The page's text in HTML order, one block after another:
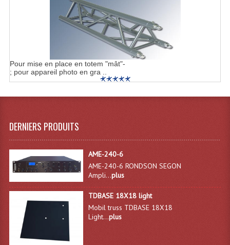
Machine À Etincelles Froides
Machines & Canon À Confettis
Machines À Bulles
Machines À Effet Brouillard
Liquide À Bulles
Liquide À Neige
Liquides À Fumée
Liquides À Mousse
Pour mise en place en totem "mât"-
; pour appareil photo en gra ..
DERNIERS PRODUITS
AME-240-6
AME-240-6 RONDSON SEGON
Ampli...plus
TDBASE 18X18 light
Mobil truss TDBASE 18X18
Light...plus